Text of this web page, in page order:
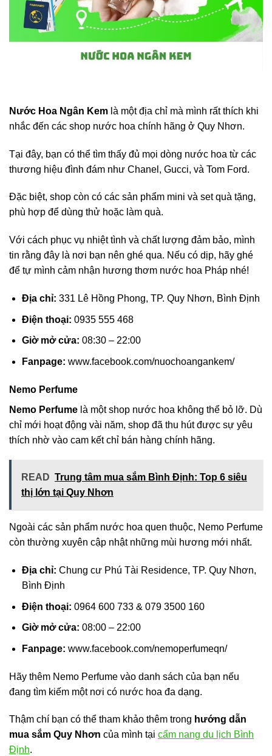
Nước Hoa Ngân Kem là một địa chỉ mà mình rất thích khi
nhắc đến các shop nước hoa chính hãng ở Quy Nhơn.
Tại đây, bạn có thể tìm thấy đủ mọi dòng nước hoa từ các
thương hiệu đình đám như Chanel, Gucci, và Tom Ford.
Đặc biệt, shop còn có các sản phẩm mini và set quà tặng,
phù hợp để dùng thử hoặc làm quà.
Với cách phục vụ nhiệt tình và chất lượng đảm bảo, mình
tin rằng đây là nơi bạn nên ghé qua. Nếu có dịp, hãy ghé
để tự mình cảm nhận hương thơm nước hoa Pháp nhé!
Địa chỉ: 331 Lê Hồng Phong, TP. Quy Nhơn, Bình Định
Điện thoại: 0935 555 468
Giờ mở cửa: 08:30 – 22:00
Fanpage: www.facebook.com/nuochoangankem/
Nemo Perfume
Nemo Perfume là một shop nước hoa không thể bỏ lỡ. Dù
chỉ mới hoạt động vài năm, shop đã thu hút được sự yêu
thích nhờ vào cam kết chỉ bán hàng chính hãng.
READ Trung tâm mua sắm Bình Định: Top 6 siêu
thị lớn tại Quy Nhơn
Ngoài các sản phẩm nước hoa quen thuộc, Nemo Perfume
còn thường xuyên cập nhật những mùi hương mới nhất.
Địa chỉ: Chung cư Phú Tài Residence, TP. Quy Nhơn,
Bình Định
Điện thoại: 0964 600 733 & 079 3500 160
Giờ mở cửa: 08:00 – 22:00
Fanpage: www.facebook.com/nemoperfumeqn/
Hãy thêm Nemo Perfume vào danh sách của bạn nếu
đang tìm kiếm một nơi có nước hoa đa dạng.
Thậm chí bạn có thể tham khảo thêm trong hướng dẫn
mua sắm Quy Nhơn của mình tại cẩm nang du lịch Bình
Định.